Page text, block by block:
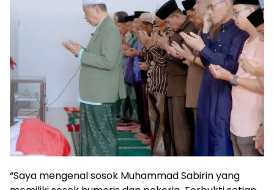
“Saya mengenal sosok Muhammad Sabirin yang